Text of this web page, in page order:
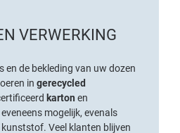
VERWERKING
en de bekleding van uw dozen
in gerecycled
karton en
mogelijk, evenals
Veel klanten blijven